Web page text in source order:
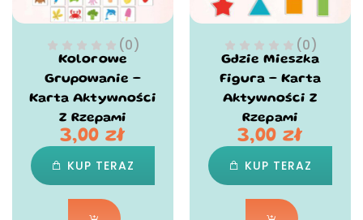
(0)
Kolorowe
Grupowanie –
Karta Aktywności
Z Rzepami
3,00zł
KUP TERAZ
(0)
Gdzie Mieszka
Figura – Karta
Aktywności Z
Rzepami
3,00zł
KUP TERAZ